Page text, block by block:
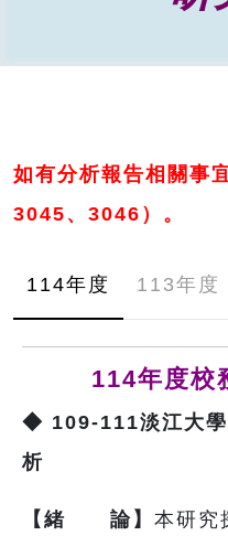
如有分析報告相關事
3045、3046）。
114年度 113年度
114年度校
◆ 109-111淡江大
析
【緒 論】 本研究